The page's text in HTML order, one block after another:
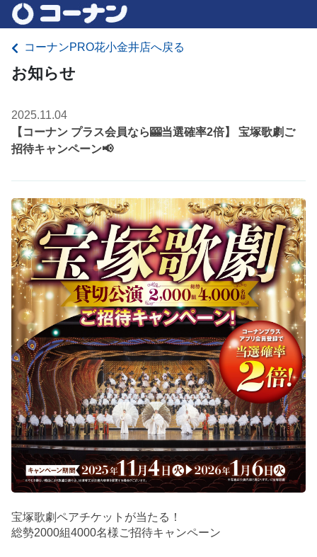
コーナンPRO花小金井店へ戻る
お知らせ
2025.11.04
【コーナン プラス会員なら🎰当選確率2倍】 宝塚歌劇ご
招待キャンペーン📢
宝塚歌劇ペアチケットが当たる！
総勢2000組4000名様ご招待キャンペーン